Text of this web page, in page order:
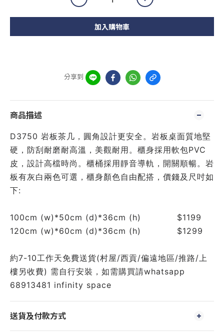
加入購物車
分享到
商品描述
D3750 岩板茶几，圓角設計更安全。岩板桌面質地堅
硬，防刮耐磨耐高溫，美觀耐用。櫃身採用軟包PVC
皮，設計高檔時尚。櫃桶採用靜音導軌，開關順暢。岩
板有灰白兩色可選，櫃身顏色自由配搭，價錢及尺吋如
下:
100cm (w)*50cm (d)*36cm (h)            $1199
120cm (w)*60cm (d)*36cm (h)            $1299
約7-10工作天免費送貨(村屋/西貢/偏遠地區/推路/上
樓另收費) 需自行安裝，如需購買請whatsapp
68913481 infinity space
送貨及付款方式